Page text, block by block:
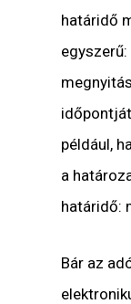
határidő
például,
a
határidő:
Bár az